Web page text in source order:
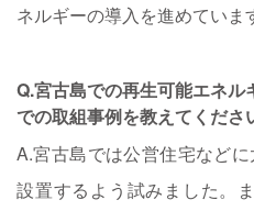
ネルギーの導入を進めていま
Q.宮古島での再生可能エネル
での取組事例を教えてくださ
A.宮古島では公営住宅など
設置するよう試みました。